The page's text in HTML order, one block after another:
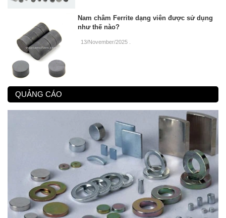
Nam châm Ferrite dạng viên được sử dụng
như thế nào?
13/November/2025
QUẢNG CÁO